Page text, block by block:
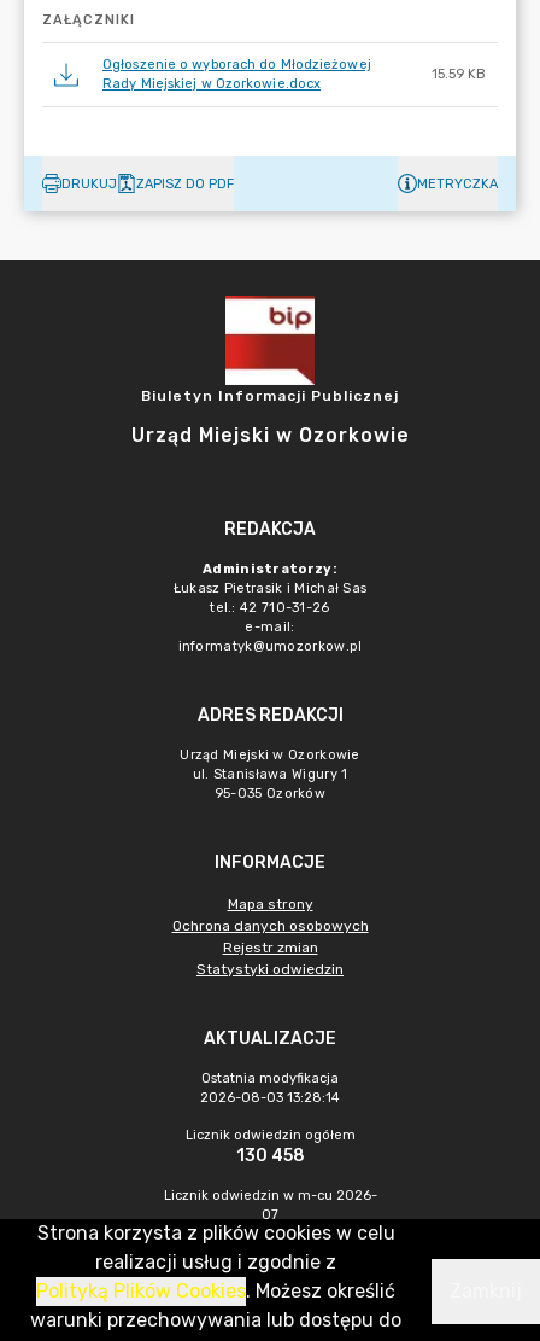
ZAŁĄCZNIKI
Ogłoszenie o wyborach do Młodzieżowej
Rady Miejskiej w Ozorkowie.docx
15.59 KB
DRUKUJ ZAPISZ DO PDF METRYCZKA
Biuletyn Informacji Publicznej
Urząd Miejski w Ozorkowie
REDAKCJA
Administratorzy:
Łukasz Pietrasik i Michał Sas
tel.: 42 710-31-26
e-mail:
informatyk@umozorkow.pl
ADRES REDAKCJI
Urząd Miejski w Ozorkowie
ul. Stanisława Wigury 1
95-035 Ozorków
INFORMACJE
Mapa strony
Ochrona danych osobowych
Rejestr zmian
Statystyki odwiedzin
AKTUALIZACJE
Ostatnia modyfikacja
2026-08-03 13:28:14
Licznik odwiedzin ogółem
130 458
Licznik odwiedzin w m-cu 2026-
07
188
CMS & Hosting: Nefeni Sp. z o.o.
Strona korzysta z plików cookies w celu
realizacji usług i zgodnie z
Polityką Plików Cookies. Możesz określić
warunki przechowywania lub dostępu do